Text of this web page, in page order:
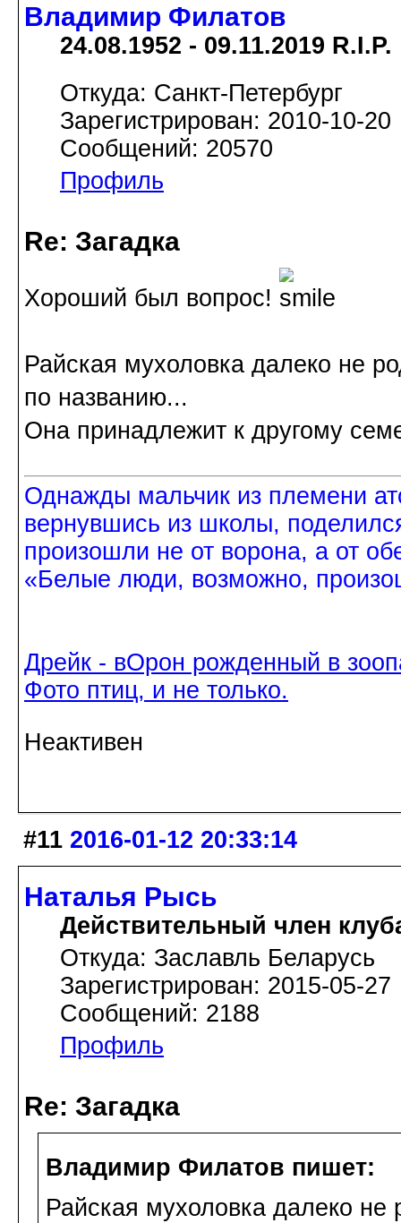
Владимир Филатов
24.08.1952 - 09.11.2019 R.I.P.
Откуда: Санкт-Петербург
Зарегистрирован: 2010-10-20
Сообщений: 20570
Профиль
Re: Загадка
Хороший был вопрос!
Райская мухоловка далеко не
по названию...
Она принадлежит к другому
Однажды мальчик из племени
вернувшись из школы,
произошли не от ворона, а от
«Белые люди, возможно,
Дрейк - вОрон рожденный в
Фото птиц, и не только.
Неактивен
#11 2016-01-12 20:33:14
Наталья Рысь
Действительный член
Откуда: Заславль Беларусь
Зарегистрирован: 2015-05-27
Сообщений: 2188
Профиль
Re: Загадка
Владимир Филатов пишет:
Райская мухоловка далеко не